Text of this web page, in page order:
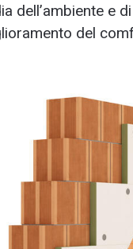
dell’ambiente e
del